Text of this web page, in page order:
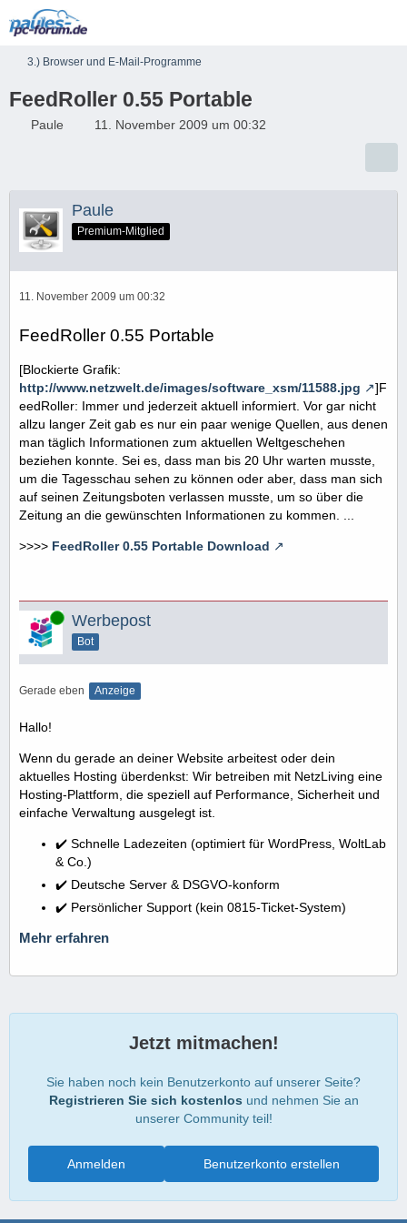
3.) Browser und E-Mail-Programme
FeedRoller 0.55 Portable
Paule 11. November 2009 um 00:32
Paule
Premium-Mitglied
11. November 2009 um 00:32
FeedRoller 0.55 Portable
[Blockierte Grafik:
http://www.netzwelt.de/images/software_xsm/11588.jpg
]F
eedRoller: Immer und jederzeit aktuell informiert. Vor gar nicht
allzu langer Zeit gab es nur ein paar wenige Quellen, aus denen
man täglich Informationen zum aktuellen Weltgeschehen
beziehen konnte. Sei es, dass man bis 20 Uhr warten musste,
um die Tagesschau sehen zu können oder aber, dass man sich
auf seinen Zeitungsboten verlassen musste, um so über die
Zeitung an die gewünschten Informationen zu kommen. ...
>>>> FeedRoller 0.55 Portable Download
Online Werbepost
Bot
Gerade eben Anzeige
Hallo!
Wenn du gerade an deiner Website arbeitest oder dein
aktuelles Hosting überdenkst: Wir betreiben mit NetzLiving eine
Hosting-Plattform, die speziell auf Performance, Sicherheit und
einfache Verwaltung ausgelegt ist.
✔️ Schnelle Ladezeiten (optimiert für WordPress, WoltLab
& Co.)
✔️ Deutsche Server & DSGVO-konform
✔️ Persönlicher Support (kein 0815-Ticket-System)
Mehr erfahren
Jetzt mitmachen!
Sie haben noch kein Benutzerkonto auf unserer Seite?
Registrieren Sie sich kostenlos und nehmen Sie an
unserer Community teil!
Benutzerkonto erstellen
Anmelden